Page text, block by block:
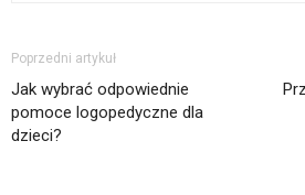
Poprzedni artykuł
Jak wybrać odpowiednie
pomoce logopedyczne dla
dzieci?